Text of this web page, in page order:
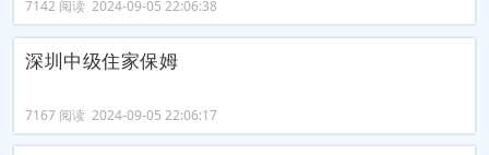
7142 阅读 2024-09-05 22:06:38
深圳中级住家保姆
7167 阅读 2024-09-05 22:06:17